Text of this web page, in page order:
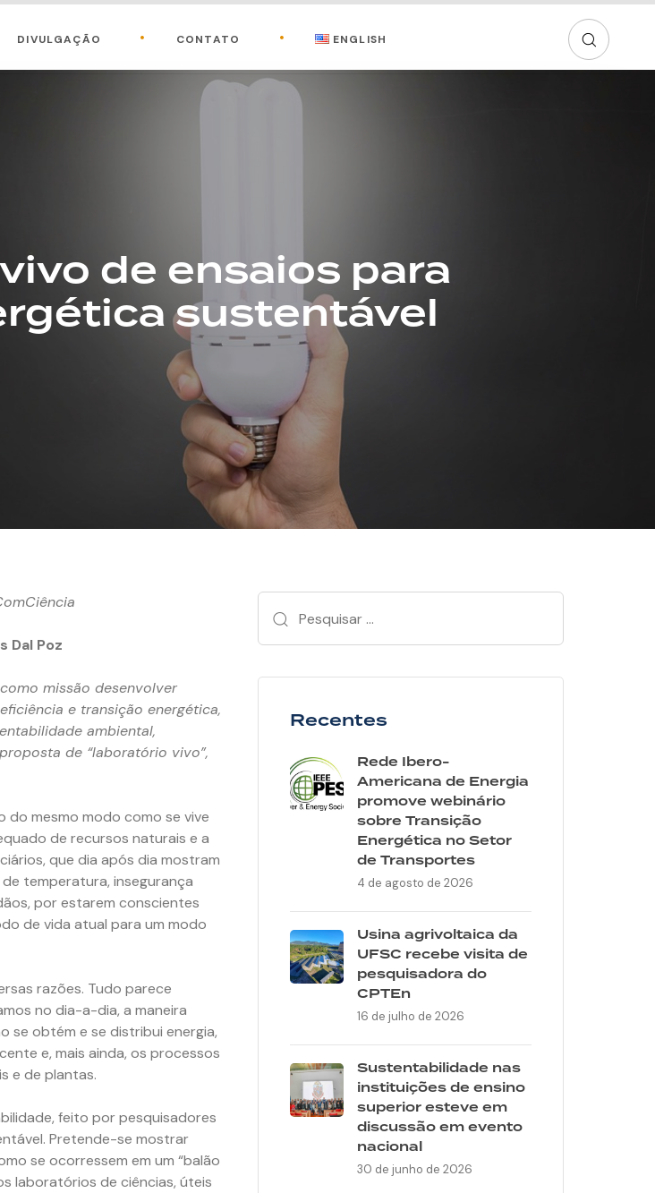
DIVULGAÇÃO CONTATO ENGLISH
de ensaios para
sustentável
Dal Poz
missão desenvolver
e transição energética,
ambiental,
de “laboratório vivo”,
do mesmo modo como se vive
de recursos naturais e a
que dia após dia mostram
temperatura, insegurança
por estarem conscientes
de vida atual para um modo
razões. Tudo parece
no dia-a-dia, a maneira
se obtém e se distribui energia,
e, mais ainda, os processos
e de plantas.
feito por pesquisadores
Pretende-se mostrar
se ocorressem em um “balão
laboratórios de ciências, úteis
Recentes
Rede Ibero-
Americana de Energia
promove webinário
sobre Transição
Energética no Setor
de Transportes
4 de agosto de 2026
Usina agrivoltaica da
UFSC recebe visita de
pesquisadora do
CPTEn
16 de julho de 2026
Sustentabilidade nas
instituições de ensino
superior esteve em
discussão em evento
nacional
30 de junho de 2026